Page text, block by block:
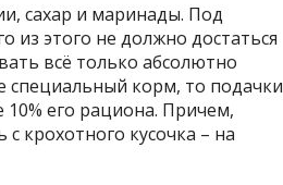
сахар и маринады. Под
из этого не должно достаться
всё только абсолютно
специальный корм, то подачки
его рациона. Причем,
крохотного кусочка – на